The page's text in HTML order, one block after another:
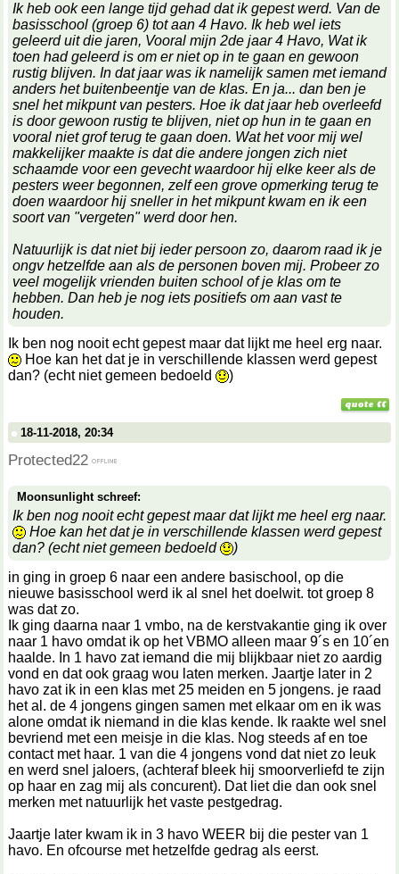
Ik heb ook een lange tijd gehad dat ik gepest werd. Van de
basisschool (groep 6) tot aan 4 Havo. Ik heb wel iets
geleerd uit die jaren, Vooral mijn 2de jaar 4 Havo, Wat ik
toen had geleerd is om er niet op in te gaan en gewoon
rustig blijven. In dat jaar was ik namelijk samen met iemand
anders het buitenbeentje van de klas. En ja... dan ben je
snel het mikpunt van pesters. Hoe ik dat jaar heb overleefd
is door gewoon rustig te blijven, niet op hun in te gaan en
vooral niet grof terug te gaan doen. Wat het voor mij wel
makkelijker maakte is dat die andere jongen zich niet
schaamde voor een gevecht waardoor hij elke keer als de
pesters weer begonnen, zelf een grove opmerking terug te
doen waardoor hij sneller in het mikpunt kwam en ik een
soort van "vergeten" werd door hen.
Natuurlijk is dat niet bij ieder persoon zo, daarom raad ik je
ongv hetzelfde aan als de personen boven mij. Probeer zo
veel mogelijk vrienden buiten school of je klas om te
hebben. Dan heb je nog iets positiefs om aan vast te
houden.
Ik ben nog nooit echt gepest maar dat lijkt me heel erg naar.
Hoe kan het dat je in verschillende klassen werd gepest
dan? (echt niet gemeen bedoeld
)
18-11-2018, 20:34
Protected22
Moonsunlight schreef:
Ik ben nog nooit echt gepest maar dat lijkt me heel erg naar.
Hoe kan het dat je in verschillende klassen werd gepest
dan? (echt niet gemeen bedoeld
)
in ging in groep 6 naar een andere basischool, op die
nieuwe basisschool werd ik al snel het doelwit. tot groep 8
was dat zo.
Ik ging daarna naar 1 vmbo, na de kerstvakantie ging ik over
naar 1 havo omdat ik op het VBMO alleen maar 9´s en 10´en
haalde. In 1 havo zat iemand die mij blijkbaar niet zo aardig
vond en dat ook graag wou laten merken. Jaartje later in 2
havo zat ik in een klas met 25 meiden en 5 jongens. je raad
het al. de 4 jongens gingen samen met elkaar om en ik was
alone omdat ik niemand in die klas kende. Ik raakte wel snel
bevriend met een meisje in die klas. Nog steeds af en toe
contact met haar. 1 van die 4 jongens vond dat niet zo leuk
en werd snel jaloers, (achteraf bleek hij smoorverliefd te zijn
op haar en zag mij als concurent). Dat liet die dan ook snel
merken met natuurlijk het vaste pestgedrag.
Jaartje later kwam ik in 3 havo WEER bij die pester van 1
havo. En ofcourse met hetzelfde gedrag als eerst.